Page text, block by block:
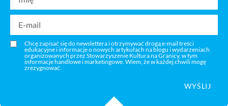
Chcę zapisać się do newslettera i otrzymywać drogą e-mail treści
edukacyjne i informacje o nowych artykułach na blogu i wydarzeniach
organizowanych przez Stowarzyszenie Kultura na Granicy, w tym
informacje handlowe i marketingowe. Wiem, że w każdej chwili mogę
zrezygnować.
WYŚLIJ